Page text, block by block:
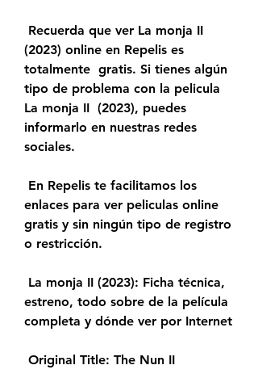
(2023) online en Repelis es
totalmente  gratis. Si tienes algún
tipo de problema con la pelicula
La monja II  (2023), puedes
informarlo en nuestras redes
sociales.
enlaces para ver peliculas online
gratis y sin ningún tipo de registro
o restricción.
estreno, todo sobre de la película
completa y dónde ver por Internet
Original Title: The Nun II